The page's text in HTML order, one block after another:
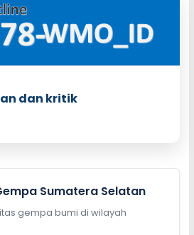
dan kritik
Sumatera Selatan
gempa bumi di wilayah